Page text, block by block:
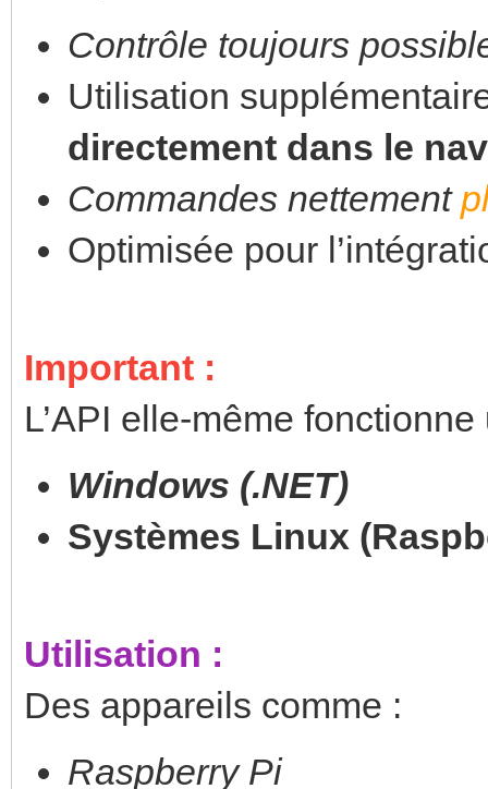
Contrôle toujours
Utilisation
directement dans le
Commandes nettement
Optimisée pour
Important :
L’API elle-même
Windows (.NET)
Systèmes Linux
Utilisation :
Des appareils comme :
Raspberry Pi